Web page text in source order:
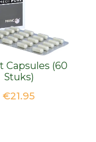
Capsules (60
Stuks)
€21.95